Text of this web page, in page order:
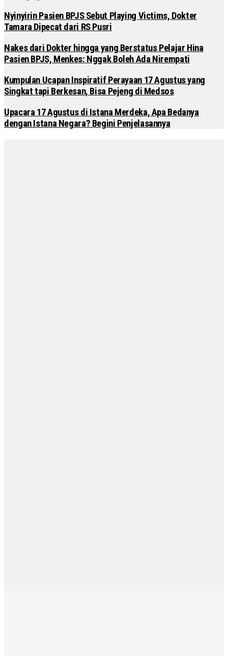
Nyinyirin Pasien BPJS Sebut Playing Victims, Dokter
Tamara Dipecat dari RS Pusri
Nakes dari Dokter hingga yang Berstatus Pelajar Hina
Pasien BPJS, Menkes: Nggak Boleh Ada Nirempati
Kumpulan Ucapan Inspiratif Perayaan 17 Agustus yang
Singkat tapi Berkesan, Bisa Pejeng di Medsos
Upacara 17 Agustus di Istana Merdeka, Apa Bedanya
dengan Istana Negara? Begini Penjelasannya